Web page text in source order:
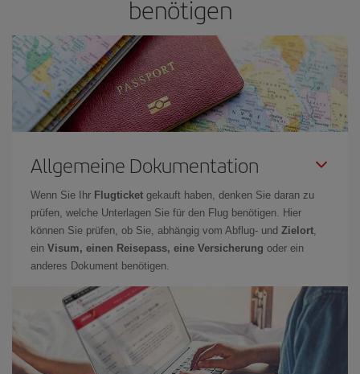
benötigen
Allgemeine Dokumentation
Wenn Sie Ihr Flugticket gekauft haben, denken Sie daran zu
prüfen, welche Unterlagen Sie für den Flug benötigen. Hier
können Sie prüfen, ob Sie, abhängig vom Abflug- und Zielort,
ein Visum, einen Reisepass, eine Versicherung oder ein
anderes Dokument benötigen.